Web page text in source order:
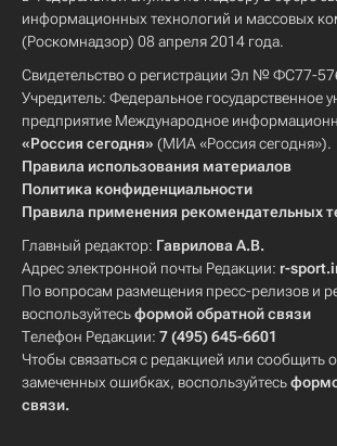
информационных технологий и массовых
(Роскомнадзор) 08 апреля 2014 года.
Свидетельство о регистрации Эл № ФС77-
Учредитель: Федеральное государственное
предприятие Международное
«Россия сегодня» (МИА «Россия сегодня»).
Правила использования материалов
Политика конфиденциальности
Правила применения рекомендательных
Главный редактор: Гаврилова А.В.
Адрес электронной почты Редакции: r-
По вопросам размещения пресс-релизов и
воспользуйтесьформой обратной связи
Телефон Редакции: 7 (495) 645-6601
Чтобы связаться с редакцией или сообщить
замеченных ошибках, воспользуйтесь
связи.